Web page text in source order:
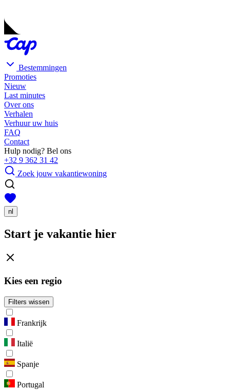
Bestemmingen
Promoties
Nieuw
Last minutes
Over ons
Verhalen
Verhuur uw huis
FAQ
Contact
Hulp nodig? Bel ons
+32 9 362 31 42
Zoek jouw vakantiewoning
nl
Start je vakantie hier
Kies een regio
Filters wissen
Frankrijk
Italië
Spanje
Portugal